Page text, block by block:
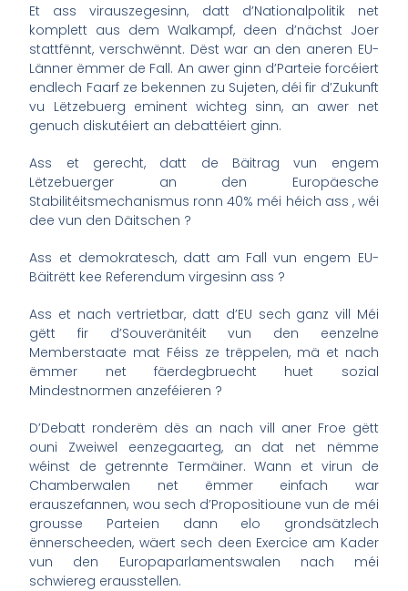
Et ass virauszegesinn, datt d’Nationalpolitik net
komplett aus dem Walkampf, deen d’nächst Joer
stattfënnt, verschwënnt. Dëst war an den aneren EU-
Länner ëmmer de Fall. An awer ginn d’Parteie forcéiert
endlech Faarf ze bekennen zu Sujeten, déi fir d’Zukunft
vu Lëtzebuerg eminent wichteg sinn, an awer net
genuch diskutéiert an debattéiert ginn.
Ass et gerecht, datt de Bäitrag vun engem
Lëtzebuerger an den Europäesche
Stabilitéitsmechanismus ronn 40% méi héich ass , wéi
dee vun den Däitschen ?
Ass et demokratesch, datt am Fall vun engem EU-
Bäitrëtt kee Referendum virgesinn ass ?
Ass et nach vertrietbar, datt d’EU sech ganz vill Méi
gëtt fir d’Souveränitéit vun den eenzelne
Memberstaate mat Féiss ze trëppelen, mä et nach
ëmmer net fäerdegbruecht huet sozial
Mindestnormen anzeféieren ?
D’Debatt ronderëm dës an nach vill aner Froe gëtt
ouni Zweiwel eenzegaarteg, an dat net nëmme
wéinst de getrennte Termäiner. Wann et virun de
Chamberwalen net ëmmer einfach war
erauszefannen, wou sech d’Propositioune vun de méi
grousse Parteien dann elo grondsätzlech
ënnerscheeden, wäert sech deen Exercice am Kader
vun den Europaparlamentswalen nach méi
schwiereg erausstellen.